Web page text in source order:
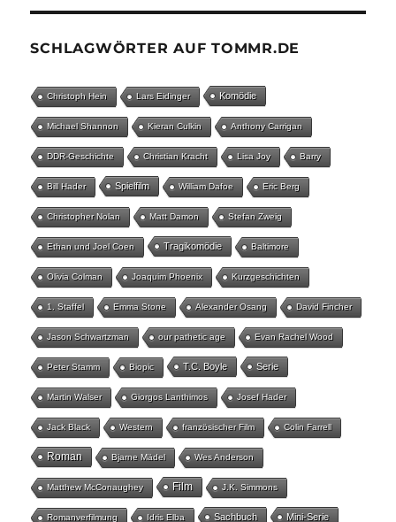
SCHLAGWÖRTER AUF TOMMR.DE
Christoph Hein Lars Eidinger Komödie
Michael Shannon Kieran Culkin Anthony Carrigan
DDR-Geschichte Christian Kracht Lisa Joy Barry
Bill Hader Spielfilm William Dafoe Eric Berg
Christopher Nolan Matt Damon Stefan Zweig
Ethan und Joel Coen Tragikomödie Baltimore
Olivia Colman Joaquim Phoenix Kurzgeschichten
1. Staffel Emma Stone Alexander Osang David Fincher
Jason Schwartzman our pathetic age Evan Rachel Wood
Peter Stamm Biopic T.C. Boyle Serie
Martin Walser Giorgos Lanthimos Josef Hader
Jack Black Western französischer Film Colin Farrell
Roman Bjarne Mädel Wes Anderson
Matthew McConaughey Film J.K. Simmons
Romanverfilmung Idris Elba Sachbuch Mini-Serie